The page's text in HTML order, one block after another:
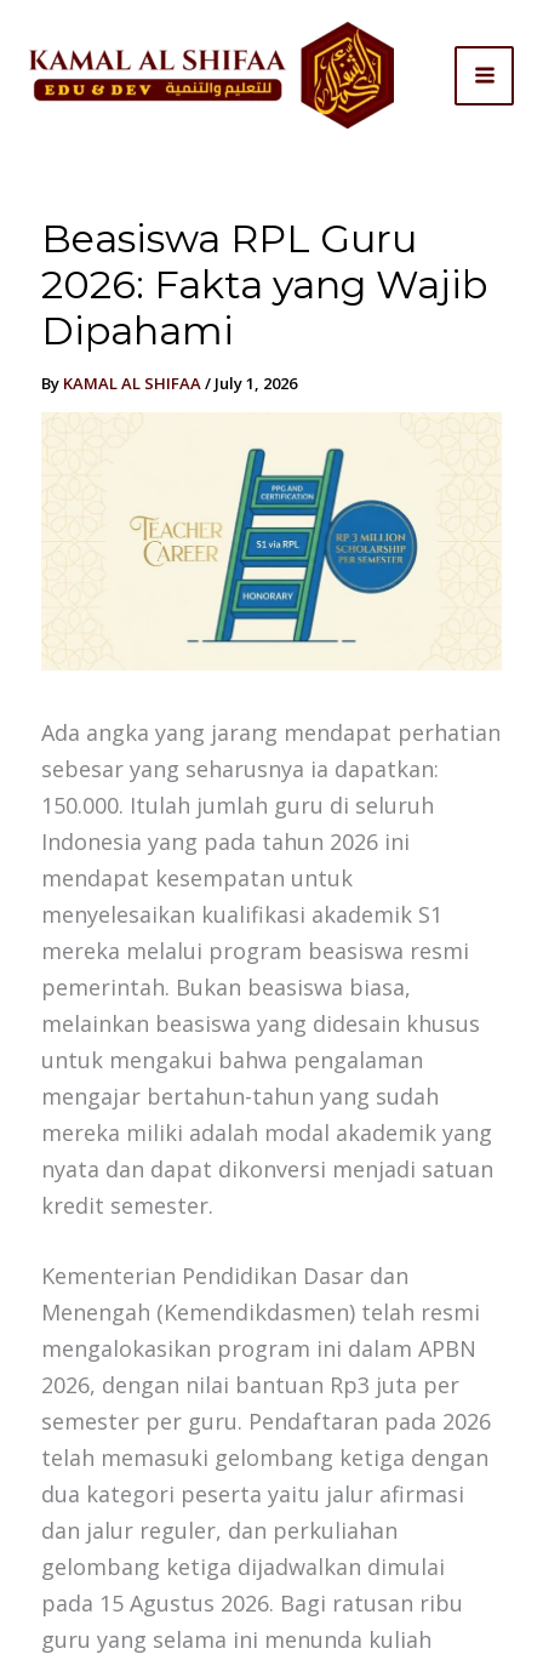
content
Beasiswa RPL Guru
2026: Fakta yang Wajib
Dipahami
By KAMAL AL SHIFAA/ July 1, 2026
Ada angka yang jarang mendapat perhatian
sebesar yang seharusnya ia dapatkan:
150.000. Itulah jumlah guru di seluruh
Indonesia yang pada tahun 2026 ini
mendapat kesempatan untuk
menyelesaikan kualifikasi akademik S1
mereka melalui program beasiswa resmi
pemerintah. Bukan beasiswa biasa,
melainkan beasiswa yang didesain khusus
untuk mengakui bahwa pengalaman
mengajar bertahun-tahun yang sudah
mereka miliki adalah modal akademik yang
nyata dan dapat dikonversi menjadi satuan
kredit semester.
Kementerian Pendidikan Dasar dan
Menengah (Kemendikdasmen) telah resmi
mengalokasikan program ini dalam APBN
2026, dengan nilai bantuan Rp3 juta per
semester per guru. Pendaftaran pada 2026
telah memasuki gelombang ketiga dengan
dua kategori peserta yaitu jalur afirmasi
dan jalur reguler, dan perkuliahan
gelombang ketiga dijadwalkan dimulai
pada 15 Agustus 2026. Bagi ratusan ribu
guru yang selama ini menunda kuliah